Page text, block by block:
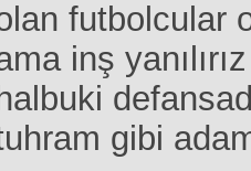
futbolcular
inş
halbuki
gibi